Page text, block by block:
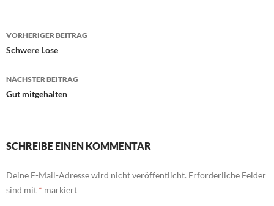
Beitragsnavigation
VORHERIGER BEITRAG
Schwere Lose
NÄCHSTER BEITRAG
Gut mitgehalten
SCHREIBE EINEN KOMMENTAR
Deine E-Mail-Adresse wird nicht veröffentlicht. Erforderliche Felder
sind mit * markiert